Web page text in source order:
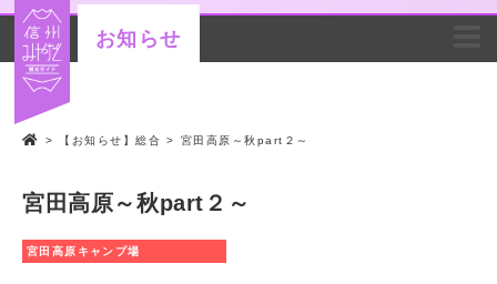
お知らせ
> 【お知らせ】総合 > 宮田高原～秋part２～
宮田高原～秋part２～
宮田高原キャンプ場